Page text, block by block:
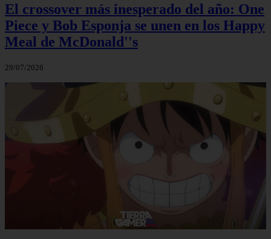
El crossover más inesperado del año: One
Piece y Bob Esponja se unen en los Happy
Meal de McDonald''s
29/07/2026